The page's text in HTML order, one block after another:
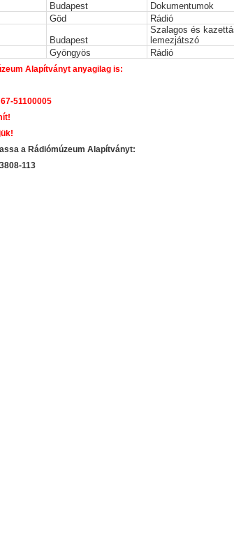
Budapest
Dokumentumok
Göd Rádió
Budapest
Szalagos és
lemezjátszó
Gyöngyös Rádió
Alapítványt anyagilag is:
51100005
a Rádiómúzeum Alapítványt:
113